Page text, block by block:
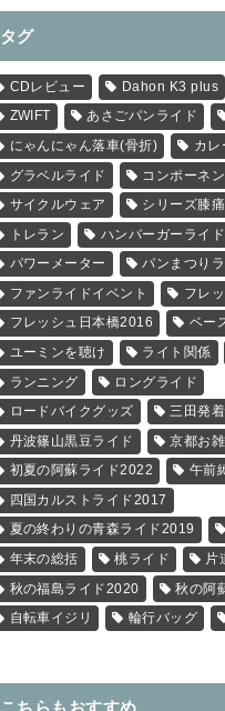
タグ
CDレビュー Dahon K3 plus
ZWIFT
あさごパンライド
にゃんにゃん落車(骨折)
カレ
グラベルライド
コンポーネン
サイクルウェア
シリーズ膝痛
トレラン
ハンバーガーライド
パワーメーター
パンまつり
ファンライドイベント
フレ
フレッシュ日本橋2016
ベー
ユーミンを聴け
ライト関係
ランニング
ロングライド
ロードバイクグッズ
三田発
丹波篠山黒豆ライド
京都お
初夏の阿蘇ライド2022
午前
四国カルストライド2017
夏の終わりの青森ライド2019
年末の総括
桃ライド
片
秋の福島ライド2020
秋の阿
自転車イジリ
輪行バッグ